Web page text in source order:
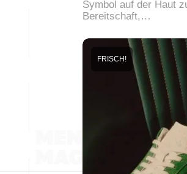
Symbol auf der Haut
Bereitschaft,…
FRISCH!